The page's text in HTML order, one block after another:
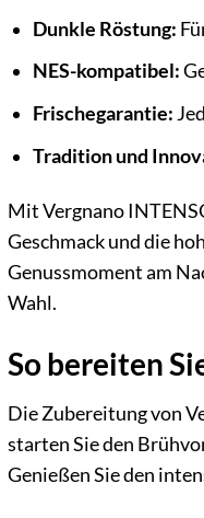
Dunkle Röstung:
NES-kompatibel:
Frischegarantie:
Tradition und
Mit Vergnano
Geschmack und die
Genussmoment am
Wahl.
So bereiten
Die Zubereitung von
starten Sie den
Genießen Sie den